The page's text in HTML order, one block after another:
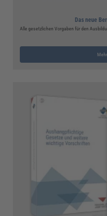
Das neue
Alle gesetzlichen Vorgaben für den